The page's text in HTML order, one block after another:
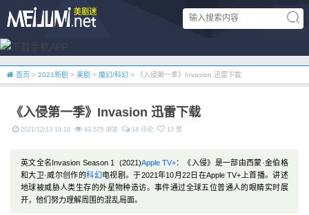
首页 > 2021新剧 > 美剧 > 魔幻/科幻 > 《入侵第一季》Invasion 迅雷下载
《入侵第一季》Invasion 迅雷下载
2021/12/13 18:18 63,575 浏览 14 评论 13 赞
英文全名Invasion Season 1 (2021)Apple TV+：《入侵》是一部由西蒙·金伯格
和大卫·威尔创作的科幻电视剧。于2021年10月22日在Apple TV+上首播。讲述
地球被威胁人类生存的外星物种造访。事件通过全球五位普通人的眼睛实时展
开，他们努力理解周围的混乱局面。